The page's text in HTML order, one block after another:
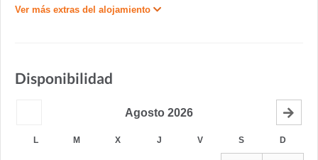
Ver más extras del alojamiento
Disponibilidad
Agosto 2026
L M X J V S D